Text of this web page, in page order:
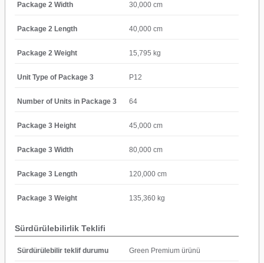
Package 2 Width 30,000 cm
Package 2 Length 40,000 cm
Package 2 Weight 15,795 kg
Unit Type of Package 3 P12
Number of Units in Package 3 64
Package 3 Height 45,000 cm
Package 3 Width 80,000 cm
Package 3 Length 120,000 cm
Package 3 Weight 135,360 kg
Sürdürülebilirlik Teklifi
Sürdürülebilir teklif durumu Green Premium ürünü